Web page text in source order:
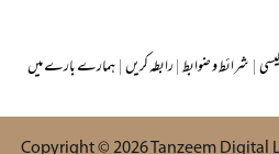
ہمارے بارے میں|رابطہ کریں|شرائط و ضوابط|
Copyright © 2026Tanzeem Digital